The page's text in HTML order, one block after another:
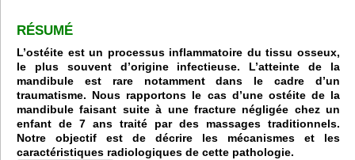
RÉSUMÉ
L’ostéite est un processus inflammatoire du tissu osseux,
le plus souvent d’origine infectieuse. L’atteinte de la
mandibule est rare notamment dans le cadre d’un
traumatisme. Nous rapportons le cas d’une ostéite de la
mandibule faisant suite à une fracture négligée chez un
enfant de 7 ans traité par des massages traditionnels.
Notre objectif est de décrire les mécanismes et les
caractéristiques radiologiques de cette pathologie.